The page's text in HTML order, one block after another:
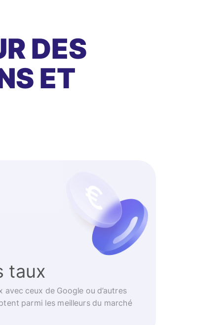
DES
ET
taux
avec ceux de Google ou d’autres
parmi les meilleurs du marché